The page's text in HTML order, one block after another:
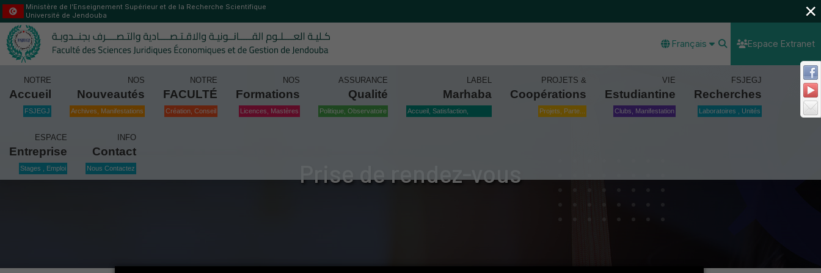
Ministère de l’Enseignement Supérieur et de la Recherche Scientifique
Université de Jendouba
Français Espace Extranet
NOTRE
Accueil
FSJEGJ
NOS
Nouveautés
Archives, Manifestations
NOTRE
FACULTÉ
Création, Conseil
NOS
Formations
Licences, Mastères
ASSURANCE
Qualité
Politique, Observatoire
LABEL
Marhaba
Accueil, Satisfaction,
PROJETS &
Coopérations
Projets, Parte...
VIE
Estudiantine
Clubs, Manifestation
FSJEGJ
Recherches
Laboratoires , Unités
ESPACE
Entreprise
Stages , Emploi
INFO
Contact
Nous Contactez Prise de rendez-vous
×